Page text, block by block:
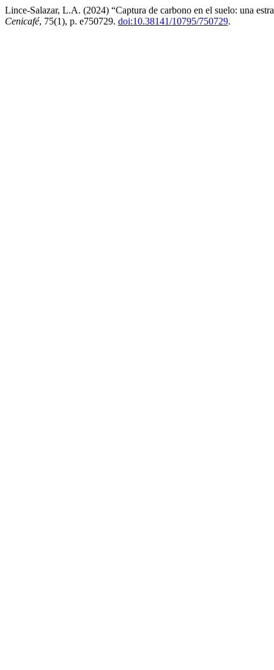
Lince-Salazar, L.A. (2024) “Captura de carbono en el suelo: una
Cenicafé, 75(1), p. e750729. doi:10.38141/10795/750729.